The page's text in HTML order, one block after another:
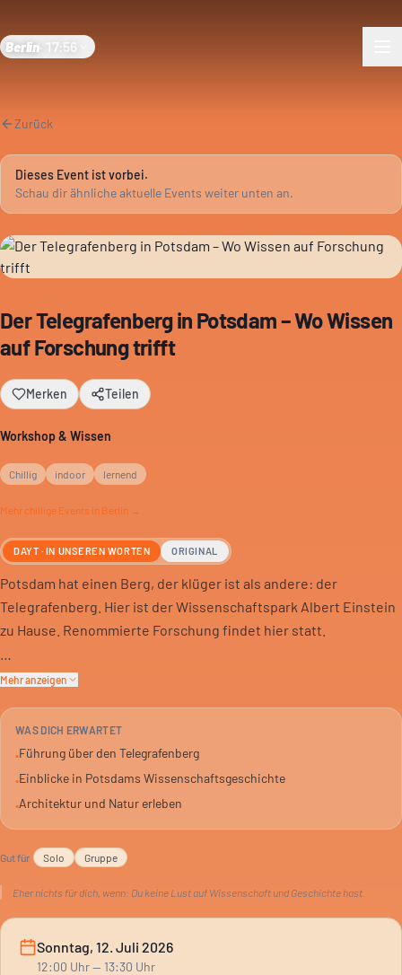
Berlin 17:56
Zurück
Dieses Event ist vorbei.
Schau dir ähnliche aktuelle Events weiter unten an.
Der Telegrafenberg in Potsdam – Wo Wissen
auf Forschung trifft
Merken Teilen
Workshop & Wissen
Chillig indoor lernend
Mehr chillige Events in Berlin →
DAYT · IN UNSEREN WORTEN ORIGINAL
Potsdam hat einen Berg, der klüger ist als andere: der
Telegrafenberg. Hier ist der Wissenschaftspark Albert Einstein
zu Hause. Renommierte Forschung findet hier statt.
Du machst einen Rundgang durch Architektur und Natur. Dabei
Wissenschaftsstandorts. 1,5 Stunden lang.
Treffpunkt ist der Haupteingang am Torhaus. Das Ticket
die Kulissen der Wissenschaft.
Mehr anzeigen
WAS DICH ERWARTET
•Führung über den Telegrafenberg
•Einblicke in Potsdams Wissenschaftsgeschichte
•Architektur und Natur erleben
Gut für Solo Gruppe
Eher nichts für dich, wenn: Du keine Lust auf Wissenschaft und Geschichte hast.
Sonntag, 12. Juli 2026
12:00 Uhr— 13:30 Uhr